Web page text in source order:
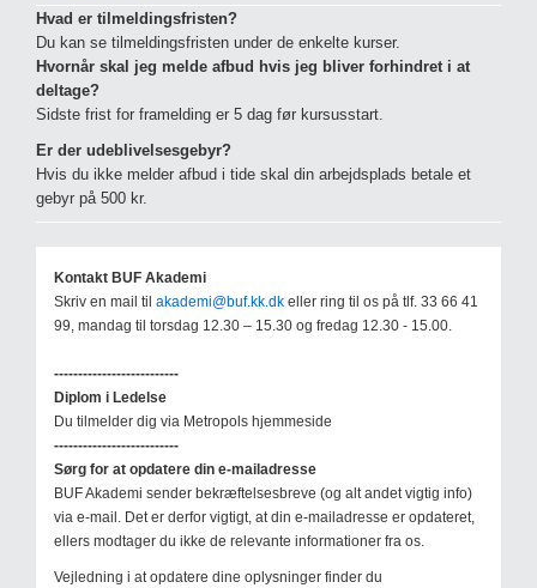
Hvad er tilmeldingsfristen?
Du kan se tilmeldingsfristen under de enkelte kurser.
Hvornår skal jeg melde afbud hvis jeg bliver forhindret i at
deltage?
Sidste frist for framelding er 5 dag før kursusstart.
Er der udeblivelsesgebyr?
Hvis du ikke melder afbud i tide skal din arbejdsplads betale et
gebyr på 500 kr.
Kontakt BUF Akademi
Skriv en mail til akademi@buf.kk.dk eller ring til os på tlf. 33 66 41
99, mandag til torsdag 12.30 – 15.30 og fredag 12.30 - 15.00.
--------------------------
Diplom i Ledelse
Du tilmelder dig via Metropols hjemmeside
--------------------------
Sørg for at opdatere din e-mailadresse
BUF Akademi sender bekræftelsesbreve (og alt andet vigtig info)
via e-mail. Det er derfor vigtigt, at din e-mailadresse er opdateret,
ellers modtager du ikke de relevante informationer fra os.
Vejledning i at opdatere dine oplysninger finder du